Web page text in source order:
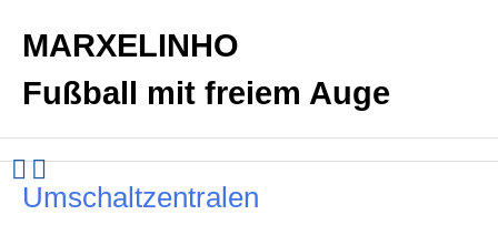
MARXELINHO
Fußball mit freiem Auge
Umschaltzentralen